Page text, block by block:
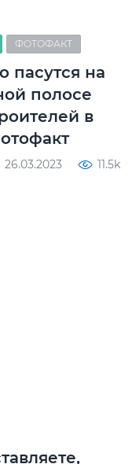
ФОТОФАКТ
пасутся на
полосе
в
26.03.2023 11.5k